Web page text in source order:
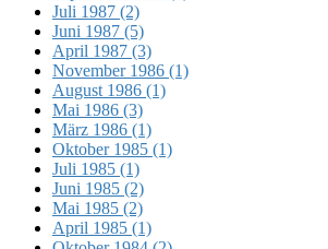
Juli 1987 (2)
Juni 1987 (5)
April 1987 (3)
November 1986 (1)
August 1986 (1)
Mai 1986 (3)
März 1986 (1)
Oktober 1985 (1)
Juli 1985 (1)
Juni 1985 (2)
Mai 1985 (2)
April 1985 (1)